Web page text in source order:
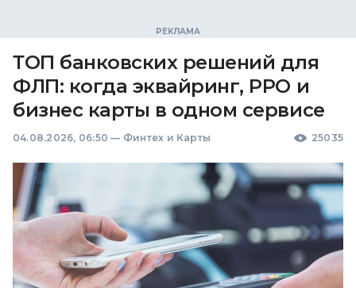
ТОП банковских решений для
ФЛП: когда эквайринг, РРО и
бизнес карты в одном сервисе
04.08.2026, 06:50 — Финтех и Карты 25035